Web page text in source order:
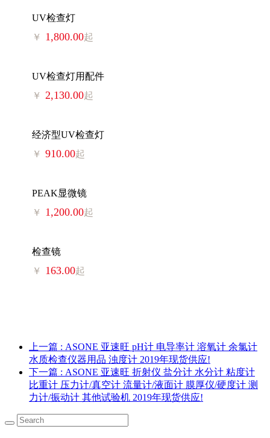
UV检查灯
￥ 1,800.00起
UV检查灯用配件
￥ 2,130.00起
经济型UV检查灯
￥ 910.00起
PEAK显微镜
￥ 1,200.00起
检查镜
￥ 163.00起
上一篇 : ASONE 亚速旺 pH计 电导率计 溶氧计 余氯计
水质检查仪器用品 浊度计 2019年现货供应!
下一篇 : ASONE 亚速旺 折射仪 盐分计 水分计 粘度计
比重计 压力计/真空计 流量计/液面计 膜厚仪/硬度计 测
力计/振动计 其他试验机 2019年现货供应!